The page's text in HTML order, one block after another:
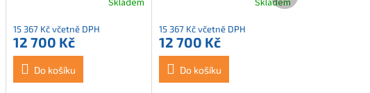
Skladem
15 367 Kč včetně DPH
12 700 Kč
Do košíku
Skladem
15 367 Kč včetně DPH
12 700 Kč
Do košíku